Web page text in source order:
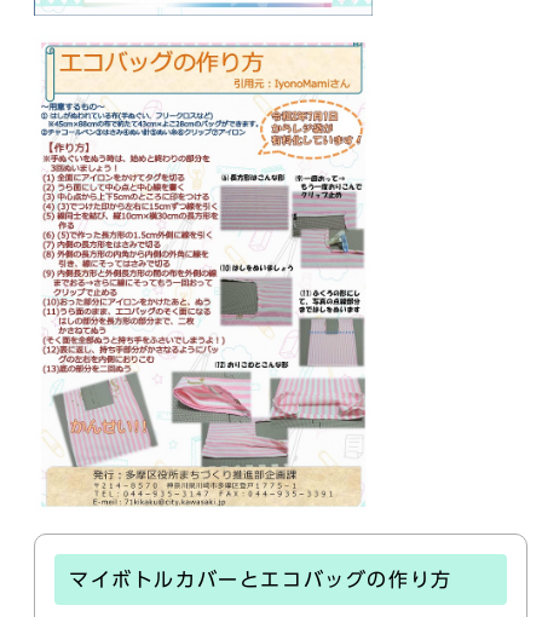
マイボトルカバーとエコバッグの作り方